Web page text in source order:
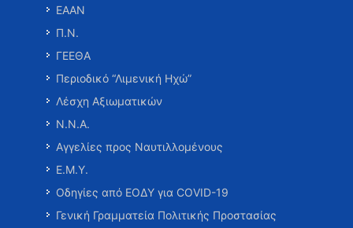
ΕΑΑΝ
Π.Ν.
ΓΕΕΘΑ
Περιοδικό “Λιμενική Ηχώ”
Λέσχη Αξιωματικών
Ν.Ν.Α.
Αγγελίες προς Ναυτιλλομένους
Ε.Μ.Υ.
Οδηγίες από ΕΟΔΥ για COVID-19
Γενική Γραμματεία Πολιτικής Προστασίας